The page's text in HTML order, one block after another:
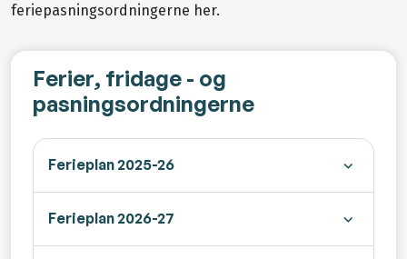
feriepasningsordningerne her.
Ferier, fridage - og
pasningsordningerne
Ferieplan 2025-26
Ferieplan 2026-27